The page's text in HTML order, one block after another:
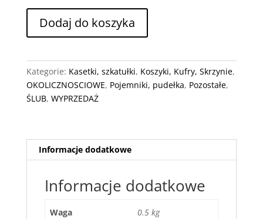
Pudełko
domek
Dodaj do koszyka
Kategorie: Kasetki, szkatułki, Koszyki, Kufry, Skrzynie,
OKOLICZNOSCIOWE, Pojemniki, pudełka, Pozostałe,
ŚLUB, WYPRZEDAŻ
Informacje dodatkowe
Informacje dodatkowe
Waga 0.5 kg